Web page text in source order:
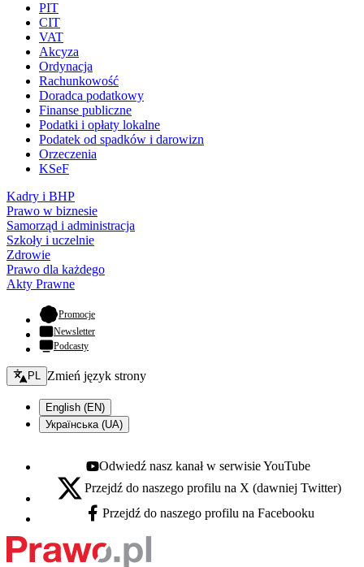
PIT
CIT
VAT
Akcyza
Ordynacja
Rachunkowość
Doradca podatkowy
Finanse publiczne
Podatki i opłaty lokalne
Podatek od spadków i darowizn
Orzeczenia
KSeF
Kadry i BHP
Prawo w biznesie
Samorząd i administracja
Szkoły i uczelnie
Zdrowie
Prawo dla każdego
Akty Prawne
Promocje- otwiera się w nowej karcie
Newsletter
Podcasty
Zmień język - bieżący:
PL Zmień język strony
English (EN)
Українська (UA)
Youtube - otwiera się w nowej karcie
Odwiedź nasz kanał w serwisie YouTube
X - otwiera się w nowej karcie
Przejdź do naszego profilu na X (dawniej Twitter)
Facebook - otwiera się w nowej karcie
Przejdź do naszego profilu na Facebooku